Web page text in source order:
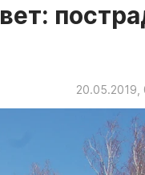
20.05.2019,